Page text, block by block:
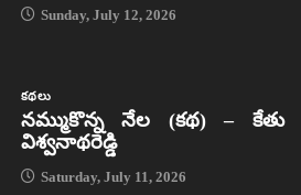
Sunday, July 12, 2026
కథలు
నమ్ముకొన్న నేల (కథ) – కేతు
విశ్వనాథరెడ్డి
Saturday, July 11, 2026